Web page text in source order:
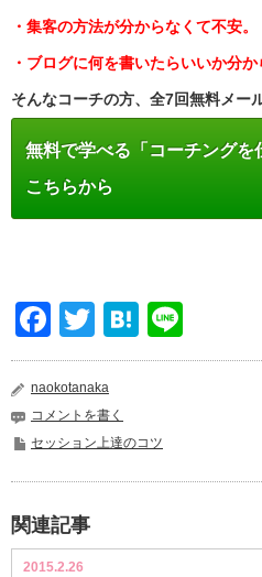
・集客の方法が分からなくて不安。
・ブログに何を書いたらいいか分か
そんなコーチの方、全7回無料メー
無料で学べる「コーチングを
こちらから
Facebook
TwitterHatena
naokotanaka
コメントを書く
セッション上達のコツ
関連記事
2015.2.26